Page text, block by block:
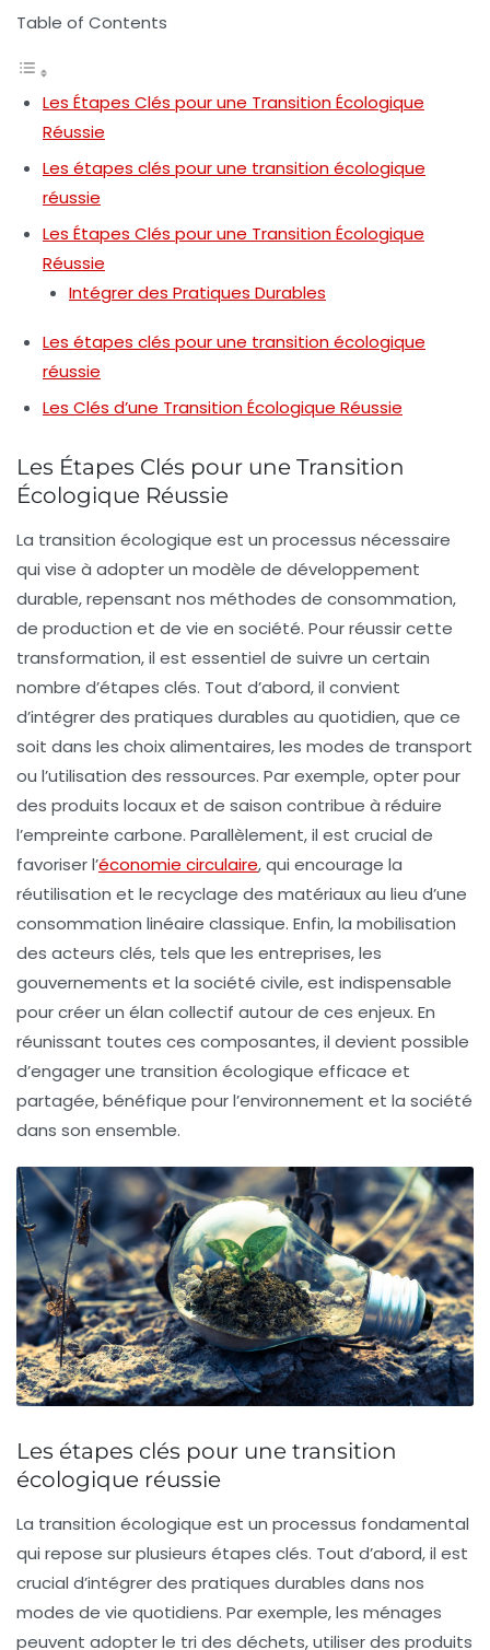
Table of Contents
Les Étapes Clés pour une Transition Écologique
Réussie
Les étapes clés pour une transition écologique
réussie
Les Étapes Clés pour une Transition Écologique
Réussie
Intégrer des Pratiques Durables
Les étapes clés pour une transition écologique
réussie
Les Clés d’une Transition Écologique Réussie
Les Étapes Clés pour une Transition
Écologique Réussie
La transition écologique est un processus nécessaire
qui vise à adopter un modèle de développement
durable, repensant nos méthodes de consommation,
de production et de vie en société. Pour réussir cette
transformation, il est essentiel de suivre un certain
nombre d’étapes clés. Tout d’abord, il convient
d’intégrer des pratiques durables au quotidien, que ce
soit dans les choix alimentaires, les modes de transport
ou l’utilisation des ressources. Par exemple, opter pour
des produits locaux et de saison contribue à réduire
l’empreinte carbone. Parallèlement, il est crucial de
favoriser l’économie circulaire, qui encourage la
réutilisation et le recyclage des matériaux au lieu d’une
consommation linéaire classique. Enfin, la mobilisation
des acteurs clés, tels que les entreprises, les
gouvernements et la société civile, est indispensable
pour créer un élan collectif autour de ces enjeux. En
réunissant toutes ces composantes, il devient possible
d’engager une transition écologique efficace et
partagée, bénéfique pour l’environnement et la société
dans son ensemble.
Les étapes clés pour une transition
écologique réussie
La transition écologique est un processus fondamental
qui repose sur plusieurs étapes clés. Tout d’abord, il est
crucial d’intégrer des pratiques durables dans nos
modes de vie quotidiens. Par exemple, les ménages
peuvent adopter le tri des déchets, utiliser des produits